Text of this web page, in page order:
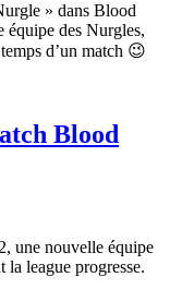
» dans Blood
des Nurgles,
d’un match 😉
Blood
une nouvelle équipe
la league progresse.